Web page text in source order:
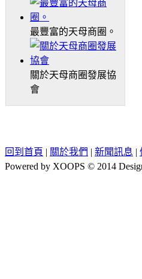
最豐富的天母商圈。
關於天母商圈發展協
會
回到首頁 | 關於我們 | 新聞訊息 |
Powered by XOOPS © 2014